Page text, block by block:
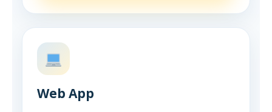
Web App